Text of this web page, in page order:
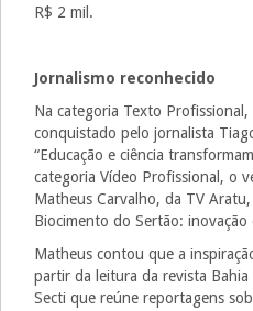
R$ 2 mil.
Jornalismo reconhecido
Na categoria Texto
conquistado pelo jornalista
“Educação e ciência
categoria Vídeo Profissional, o
Matheus Carvalho, da TV
Biocimento do Sertão: inovação
Matheus contou que a
partir da leitura da revista Bahia
Secti que reúne reportagens